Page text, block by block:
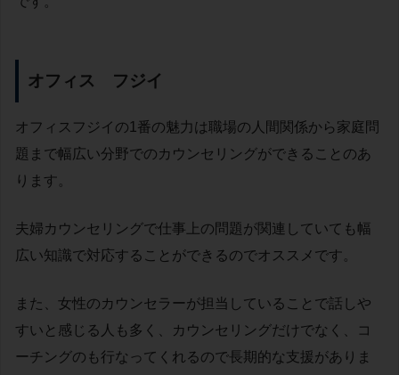
オフィス フジイ
オフィスフジイの1番の魅力は職場の人間関係から家庭問
題まで幅広い分野でのカウンセリングができることのあ
ります。
夫婦カウンセリングで仕事上の問題が関連していても幅
広い知識で対応することができるのでオススメです。
また、女性のカウンセラーが担当していることで話しや
すいと感じる人も多く、カウンセリングだけでなく、コ
ーチングのも行なってくれるので長期的な支援がありま